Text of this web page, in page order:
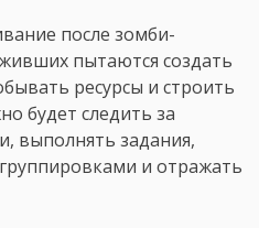
после зомби-
пытаются создать
ресурсы и строить
будет следить за
выполнять задания,
и отражать